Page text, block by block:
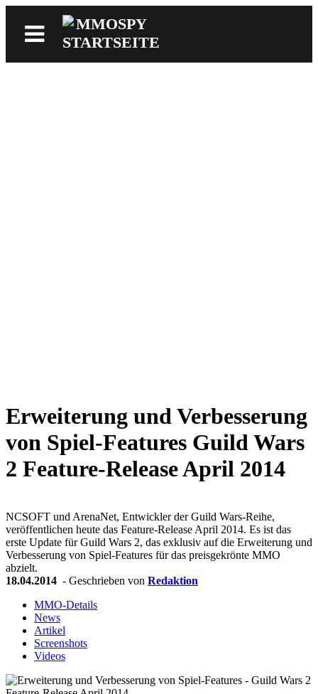
Anmelden
Erweiterung und Verbesserung
von Spiel-Features Guild Wars
2 Feature-Release April 2014
NCSOFT und ArenaNet, Entwickler der Guild Wars-Reihe,
veröffentlichen heute das Feature-Release April 2014. Es ist das
erste Update für Guild Wars 2, das exklusiv auf die Erweiterung und
Verbesserung von Spiel-Features für das preisgekrönte MMO
abzielt.
18.04.2014 - Geschrieben von Redaktion
MMO-Details
News
Artikel
Screenshots
Videos